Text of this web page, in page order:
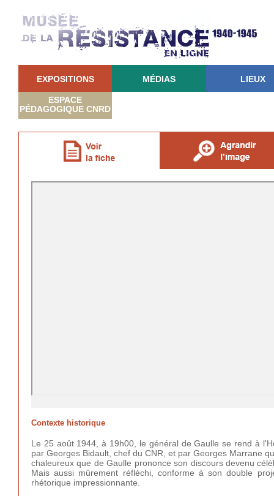
EXPOSITIONS MÉDIAS LIEUX
ESPACE
PÉDAGOGIQUE CNRD
Contexte historique
Le 25 août 1944, à 19h00, le général de Gaulle se rend à
par Georges Bidault, chef du CNR, et par Georges Marrane
chaleureux que de Gaulle prononce son discours devenu
Mais aussi mûrement réfléchi, conforme à son double
rhétorique impressionnante.